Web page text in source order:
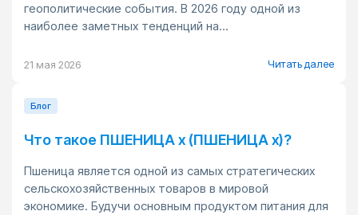
геополитические события. В 2026 году одной из
наиболее заметных тенденций на...
21 мая 2026 Читать далее
Блог
Что такое ПШЕНИЦА x (ПШЕНИЦА x)?
Пшеница является одной из самых стратегических
сельскохозяйственных товаров в мировой
экономике. Будучи основным продуктом питания для